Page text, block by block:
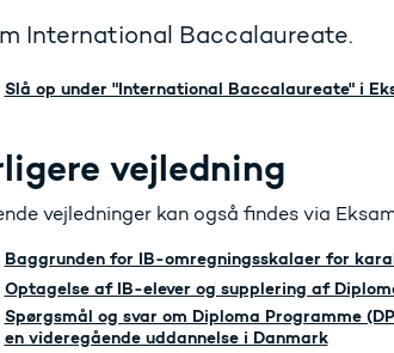
International Baccalaureate.
Slå op under "International Baccalaureate" i
vejledning
vejledninger kan også findes via
Baggrunden for IB-omregningsskalaer for
Optagelse af IB-elever og supplering af
Spørgsmål og svar om Diploma Programme
en videregående uddannelse i Danmark